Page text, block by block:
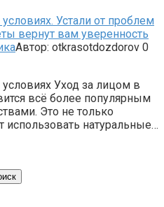
Устали от проблем
вернут вам уверенность
Автор: otkrasotdozdorov 0
Уход за лицом в
всё более популярным
Это не только
использовать натуральные…